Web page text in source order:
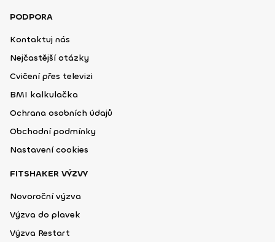
PODPORA
Kontaktuj nás
Nejčastější otázky
Cvičení přes televizi
BMI kalkulačka
Ochrana osobních údajů
Obchodní podmínky
Nastavení cookies
FITSHAKER VÝZVY
Novoroční výzva
Výzva do plavek
Výzva Restart